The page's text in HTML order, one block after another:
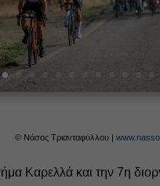
© Νάσος Τριανταφύλλου |
Καρελλά και την 7η